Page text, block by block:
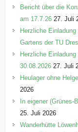
Bericht über die
am 17.7.26 27. Juli
Herzliche
Gartens der TU
Herzliche
30.08.2026 27. Juli
Heulager ohne
2026
In eigener (Grünes-
25. Juli 2026
Wanderhütte